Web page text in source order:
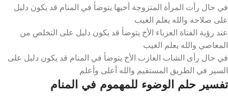
في حال رأت المرأة المتزوجة أخيها يتوضأ في المنام قد يكون دليل
على صلاحه والله يعلم الغيب
عند رؤية الفتاة العزباء الأخ يتوضأ قد يكون دليل على التخلص من
المعاصي والله يعلم الغيب
في حال رأى الشاب العازب الأخ يتوضأ في المنام قد يكون دليل على
السير في الطريق المستقيم والله أعلى وأعلم
تفسير حلم الوضوء للمهموم في المنام